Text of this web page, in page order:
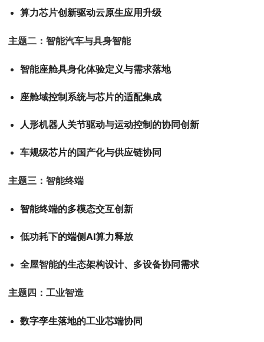
算力芯片创新驱动云原生应用升级
主题二：智能汽车与具身智能
智能座舱具身化体验定义与需求落地
座舱域控制系统与芯片的适配集成
人形机器人关节驱动与运动控制的协同创新
车规级芯片的国产化与供应链协同
主题三：智能终端
智能终端的多模态交互创新
低功耗下的端侧AI算力释放
全屋智能的生态架构设计、多设备协同需求
主题四：工业智造
数字孪生落地的工业芯端协同